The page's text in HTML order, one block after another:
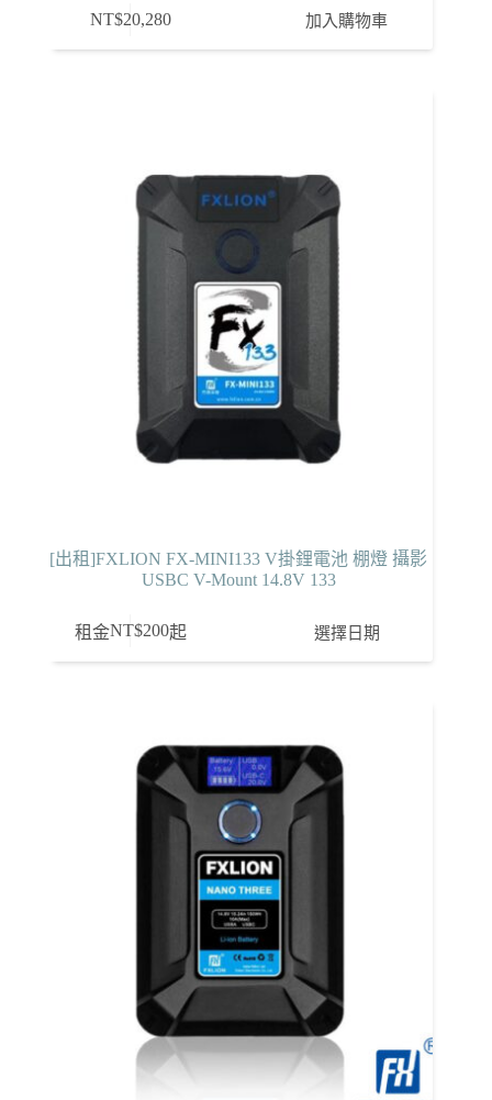
NT$20,280 加入購物車
[出租]FXLION FX-MINI133 V掛鋰電池 棚燈 攝影
USBC V-Mount 14.8V 133
租金NT$200起 選擇日期